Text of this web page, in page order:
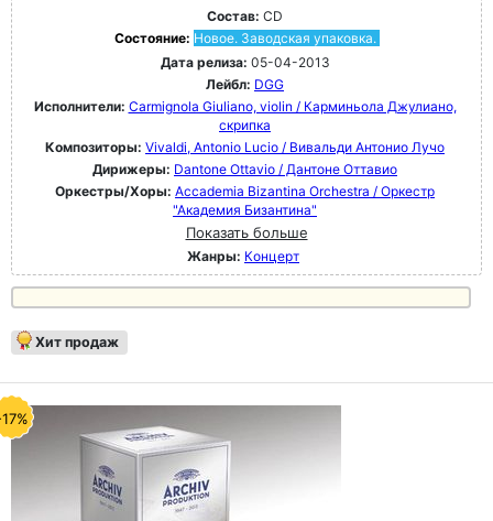
Состав: CD
Состояние: Новое. Заводская упаковка.
Дата релиза: 05-04-2013
Лейбл: DGG
Исполнители: Carmignola Giuliano, violin / Карминьола Джулиано,
скрипка
Композиторы: Vivaldi, Antonio Lucio / Вивальди Антонио Лучо
Дирижеры: Dantone Ottavio / Дантоне Оттавио
Оркестры/Хоры: Accademia Bizantina Orchestra / Оркестр
"Академия Бизантина"
Показать больше
Жанры: Концерт
Хит продаж